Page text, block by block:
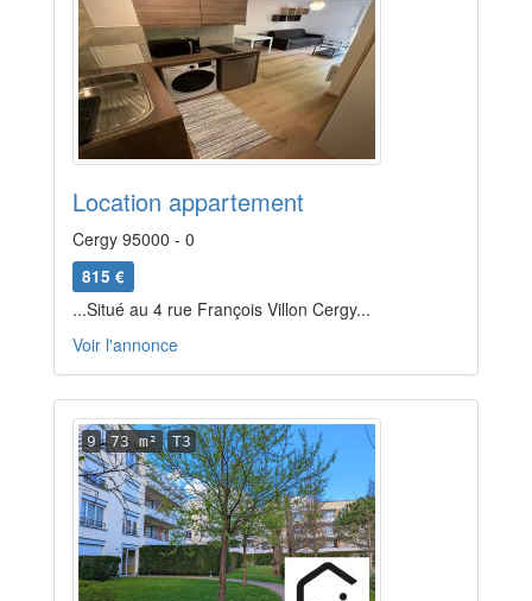
Location appartement
Cergy 95000 - 0
815 €
...Situé au 4 rue François Villon Cergy...
Voir l'annonce
9 73 m² T3